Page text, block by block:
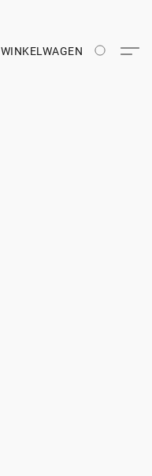
WINKELWAGEN